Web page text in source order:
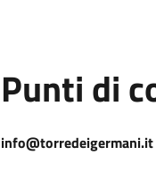
Punti di
info@torredeigermani.it